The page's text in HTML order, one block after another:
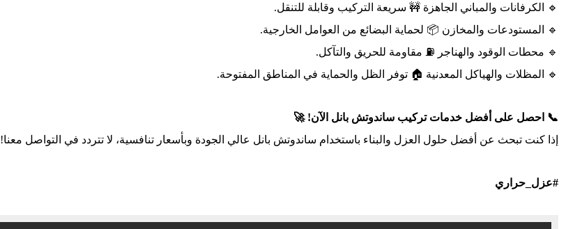
🔹 الكرفانات والمباني الجاهزة 🚧 سريعة التركيب وقابلة للتنقل.
🔹 المستودعات والمخازن 📦 لحماية البضائع من العوامل الخارجية.
🔹 محطات الوقود والهناجر ⛽ مقاومة للحريق والتآكل.
🔹 المظلات والهياكل المعدنية 🏠 توفر الظل والحماية في المناطق المفتوحة.
📞 احصل على أفضل خدمات تركيب ساندوتش بانل الآن! 🚀
إذا كنت تبحث عن أفضل حلول العزل والبناء باستخدام ساندوتش بانل عالي الجودة وبأسعار تنافسية، لا تتردد في التواصل معنا!
#عزل_حراري